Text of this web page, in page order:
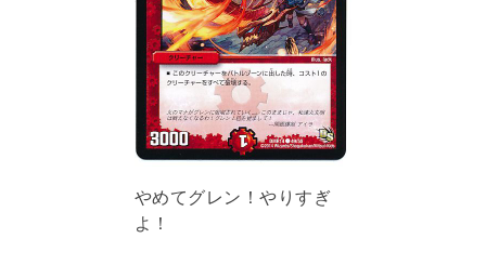
やめてグレン！やりすぎ
よ！